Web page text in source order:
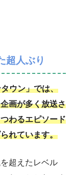
超人ぶり
ウン」では、
画が多く放送さ
わるエピソード
れています。
超えたレベル